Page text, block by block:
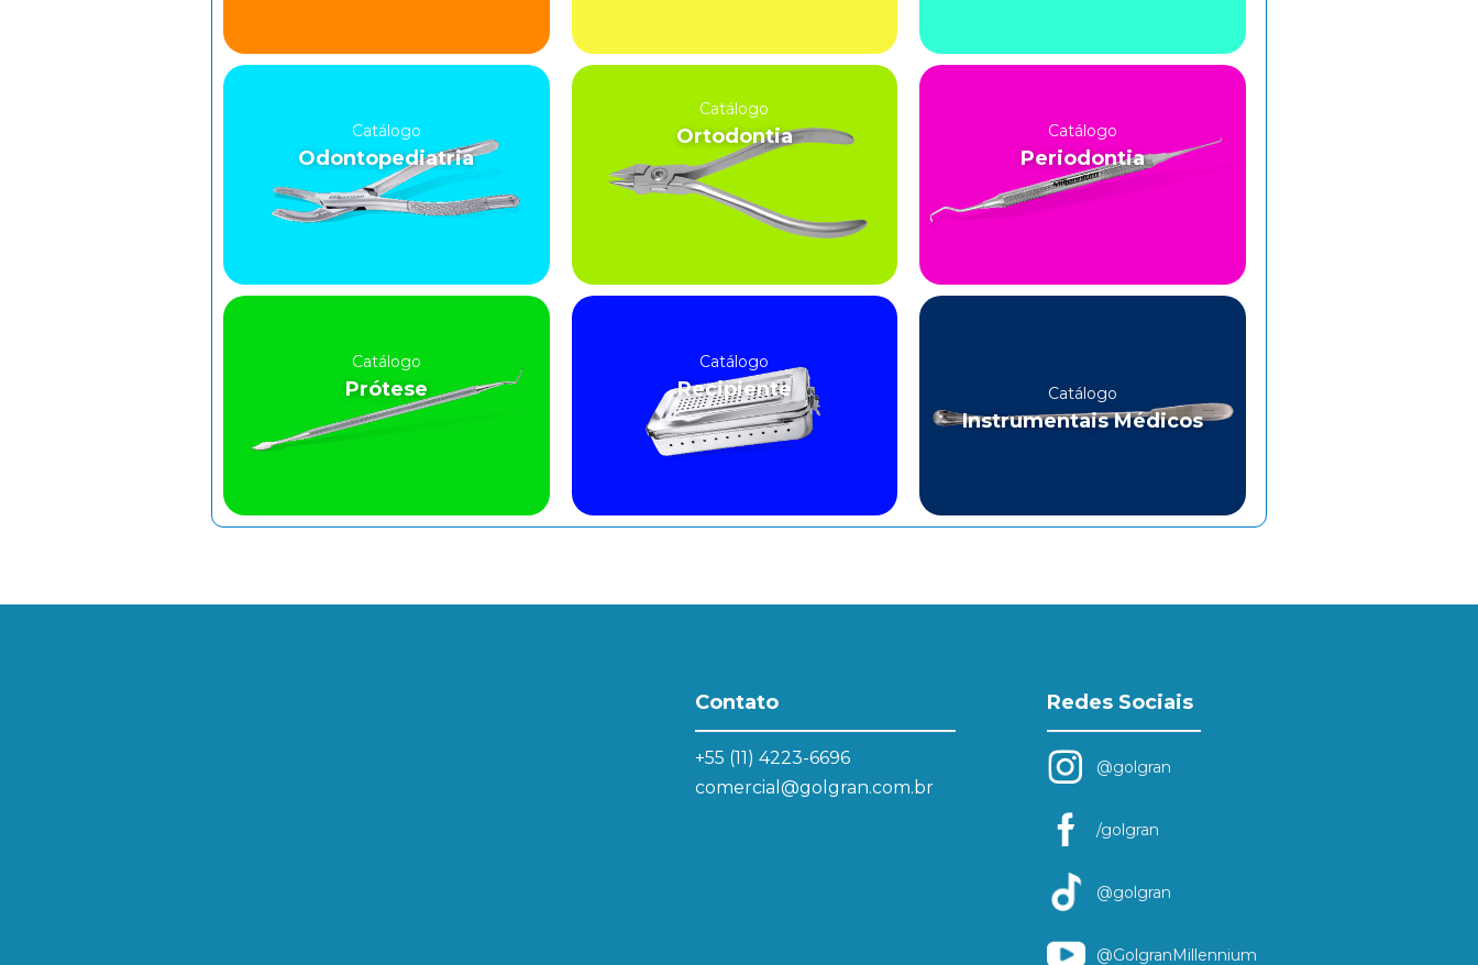
Catálogo
Odontopediatria
Catálogo
Ortodontia Catálogo
Periodontia
Catálogo
Prótese
Catálogo
Recipiente Catálogo
Instrumentais Médicos
Contato
+55 (11) 4223-6696
comercial@golgran.com.br
Redes Sociais
@golgran
/golgran
@golgran
@GolgranMillennium